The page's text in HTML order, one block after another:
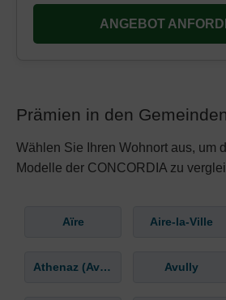
ANGEBOT
Prämien in den
Wählen Sie Ihren Wohnort aus, um
Modelle der CONCORDIA zu
Aïre Aire-la-Ville
Athenaz (Avusy) Avully